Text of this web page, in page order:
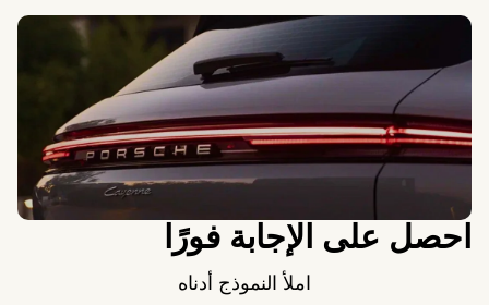
احصل على الإجابة فورًا
املأ النموذج أدناه